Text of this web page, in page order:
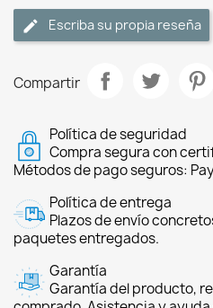
Escriba su propia reseña
Compartir
Política de seguridad
Compra segura con
Métodos de pago seguros:
Política de entrega
Plazos de envío
paquetes entregados.
Garantía
Garantía del producto,